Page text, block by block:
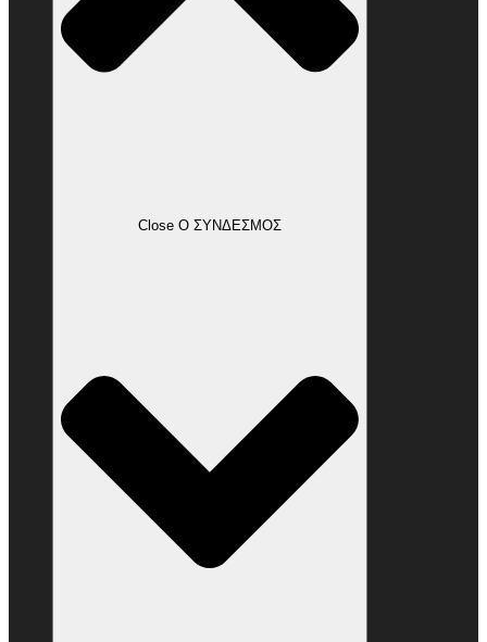
Close Ο ΣΥΝΔΕΣΜΟΣ